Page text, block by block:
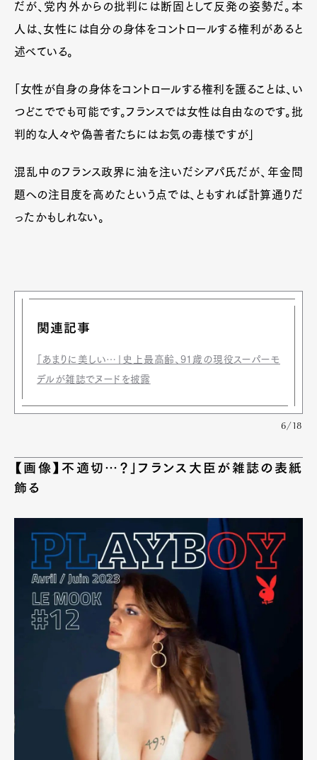
だが、党内外からの批判には断固として反発の姿勢だ。本
人は、女性には自分の身体をコントロールする権利があると
述べている。
「女性が自身の身体をコントロールする権利を護ることは、い
つどこででも可能です。フランスでは女性は自由なのです。批
判的な人々や偽善者たちにはお気の毒様ですが」
混乱中のフランス政界に油を注いだシアパ氏だが、年金問
題への注目度を高めたという点では、ともすれば計算通りだ
ったかもしれない。
関連記事
「あまりに美しい…」史上最高齢、91歳の現役スーパーモ
デルが雑誌でヌードを披露
6/18
【画像】不適切…？」フランス大臣が雑誌の表紙
飾る